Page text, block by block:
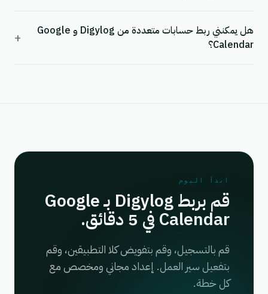
هل يمكنني ربط حسابات متعددة من Digylog و Google
Calendar؟
+
ابدأ اليوم
قم بربط Digylog بـ Google
Calendar في 5 دقائق.
قم بالتسجيل، وقم بتفويض كلا التطبيقين، وقم
بتفعيل سير العمل. إعداد مجاني ومخصص مع
كل خطة.